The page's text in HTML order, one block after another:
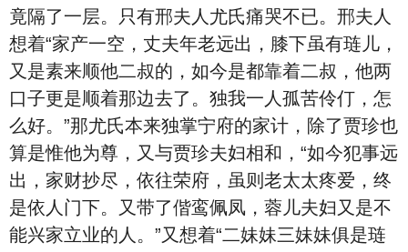
竟隔了一层。只有邢夫人尤氏痛哭不已。邢夫人
想着“家产一空，丈夫年老远出，膝下虽有琏儿，
又是素来顺他二叔的，如今是都靠着二叔，他两
口子更是顺着那边去了。独我一人孤苦伶仃，怎
么好。”那尤氏本来独掌宁府的家计，除了贾珍也
算是惟他为尊，又与贾珍夫妇相和，“如今犯事远
出，家财抄尽，依往荣府，虽则老太太疼爱，终
是依人门下。又带了偕鸾佩凤，蓉儿夫妇又是不
能兴家立业的人。”又想着“二妹妹三妹妹俱是琏